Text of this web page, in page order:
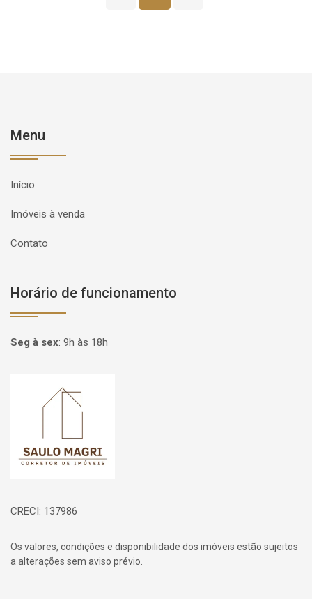
Menu
Início
Imóveis à venda
Contato
Horário de funcionamento
Seg à sex: 9h às 18h
Página inicial
CRECI: 137986
Os valores, condições e disponibilidade dos imóveis estão sujeitos
a alterações sem aviso prévio.